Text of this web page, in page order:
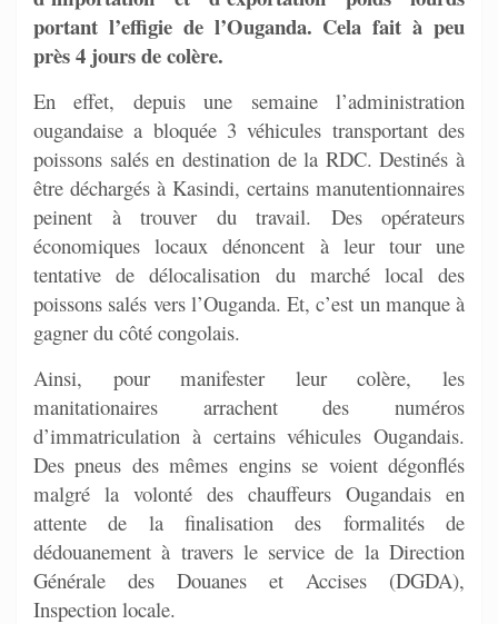
portant l’effigie de l’Ouganda. Cela fait à peu
près 4 jours de colère.
En effet, depuis une semaine l’administration
ougandaise a bloquée 3 véhicules transportant des
poissons salés en destination de la RDC. Destinés à
être déchargés à Kasindi, certains manutentionnaires
peinent à trouver du travail. Des opérateurs
économiques locaux dénoncent à leur tour une
tentative de délocalisation du marché local des
poissons salés vers l’Ouganda. Et, c’est un manque à
gagner du côté congolais.
Ainsi, pour manifester leur colère, les
manitationaires arrachent des numéros
d’immatriculation à certains véhicules Ougandais.
Des pneus des mêmes engins se voient dégonflés
malgré la volonté des chauffeurs Ougandais en
attente de la finalisation des formalités de
dédouanement à travers le service de la Direction
Générale des Douanes et Accises (DGDA),
Inspection locale.